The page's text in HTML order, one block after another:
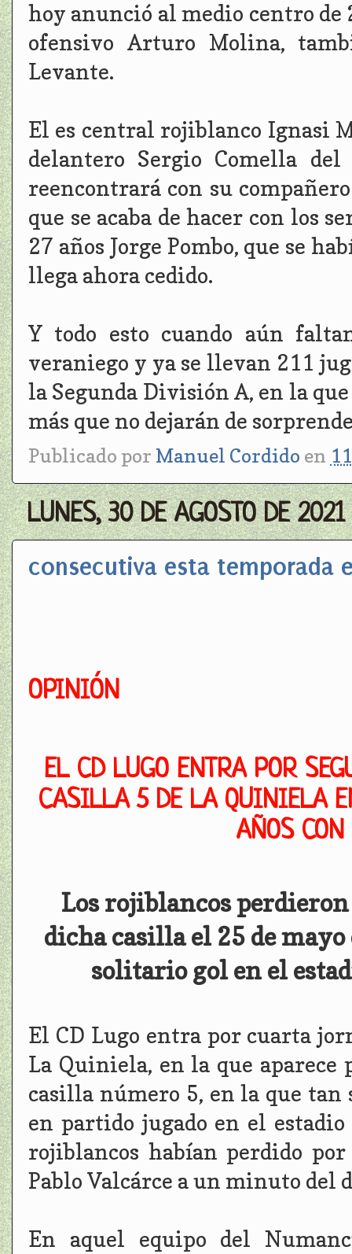
hoy anunció al medio centro
ofensivo Arturo Molina,
Levante.
El es central rojiblanco Ignasi
delantero Sergio Comella
reencontrará con su
que se acaba de hacer con los
27 años Jorge Pombo, que se
llega ahora cedido.
Y todo esto cuando aún
veraniego y ya se llevan 211
la Segunda División A, en la
más que no dejarán de
Publicado por Manuel Cordido en
LUNES, 30 DE AGOSTO DE 2021
consecutiva esta temporada
OPINIÓN
EL CD LUGO ENTRA POR
CASILLA 5 DE LA QUINIELA
AÑOS
Los rojiblancos
dicha casilla el 25 de
solitario gol en el
El CD Lugo entra por cuarta
La Quiniela, en la que
casilla número 5, en la que tan
en partido jugado en el estadio
rojiblancos habían perdido
Pablo Valcárce a un minuto del
En aquel equipo del